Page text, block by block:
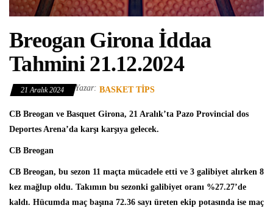
Breogan Girona İddaa
Tahmini 21.12.2024
21 Aralık 2024 Yazar: BASKET TIPS
CB Breogan ve Basquet Girona, 21 Aralık’ta Pazo Provincial dos
Deportes Arena’da karşı karşıya gelecek.
CB Breogan
CB Breogan, bu sezon 11 maçta mücadele etti ve 3 galibiyet alırken 8
kez mağlup oldu. Takımın bu sezonki galibiyet oranı %27.27’de
kaldı. Hücumda maç başına 72.36 sayı üreten ekip potasında ise maç